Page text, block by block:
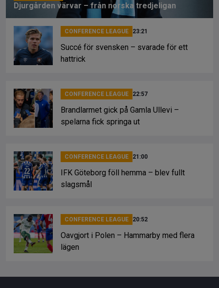
Djurgården värvar – från norska tredjeligan
CONFERENCE LEAGUE 23:21
Succé för svensken – svarade för ett
hattrick
CONFERENCE LEAGUE 22:57
Brandlarmet gick på Gamla Ullevi –
spelarna fick springa ut
CONFERENCE LEAGUE 21:00
IFK Göteborg föll hemma – blev fullt
slagsmål
CONFERENCE LEAGUE 20:52
Oavgjort i Polen – Hammarby med flera
lägen